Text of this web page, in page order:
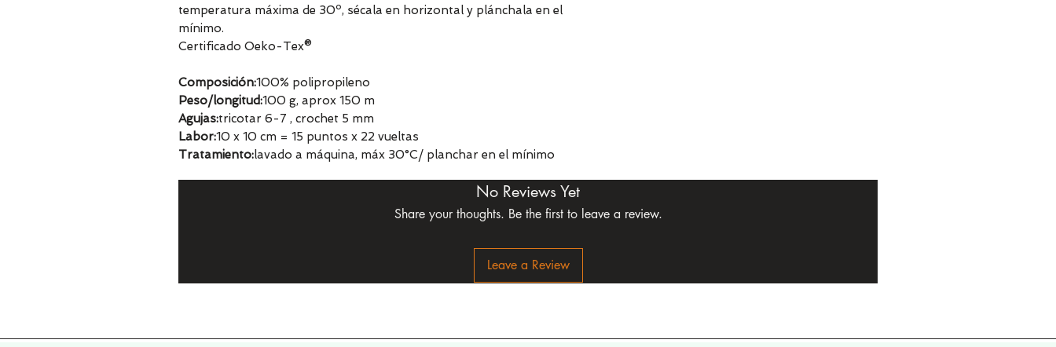
temperatura máxima de 30º, sécala en horizontal y plánchala en el
mínimo.
Certificado Oeko-Tex®
Composición:100% polipropileno
Peso/longitud:100 g, aprox 150 m
Agujas:tricotar 6-7 , crochet 5 mm
Labor:10 x 10 cm = 15 puntos x 22 vueltas
Tratamiento:lavado a máquina, máx 30°C/ planchar en el mínimo
No Reviews Yet
Share your thoughts. Be the first to leave a review.
Leave a Review